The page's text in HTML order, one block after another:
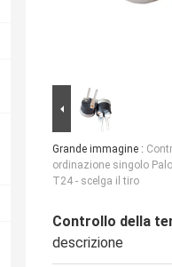
Grande immagine :
ordinazione singolo
T24 - scelga il tiro
Controllo della
descrizione